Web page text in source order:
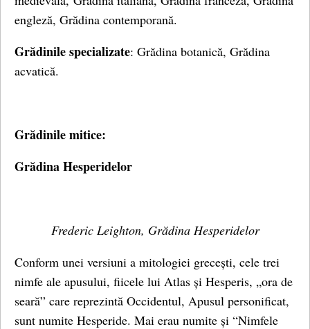
engleză, Grădina contemporană.
Grădinile specializate: Grădina botanică, Grădina
acvatică.
Grădinile mitice:
Grădina Hesperidelor
Frederic Leighton, Grădina Hesperidelor
Conform unei versiuni a mitologiei grecești, cele trei
nimfe ale apusului, fiicele lui Atlas și Hesperis, „ora de
seară” care reprezintă Occidentul, Apusul personificat,
sunt numite Hesperide. Mai erau numite și “Nimfele